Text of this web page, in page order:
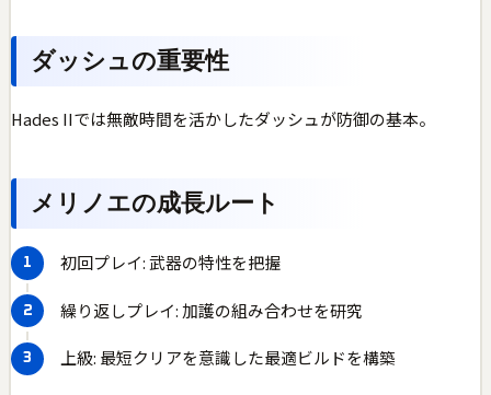
ダッシュの重要性
Hades IIでは無敵時間を活かしたダッシュが防御の基本。
メリノエの成長ルート
初回プレイ: 武器の特性を把握
繰り返しプレイ: 加護の組み合わせを研究
上級: 最短クリアを意識した最適ビルドを構築